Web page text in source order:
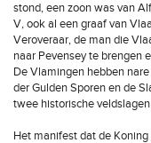
stond, een zoon was van
V, ook al een graaf van
Veroveraar, de man die
naar Pevensey te brengen
De Vlamingen hebben
der Gulden Sporen en de
twee historische
Het manifest dat de